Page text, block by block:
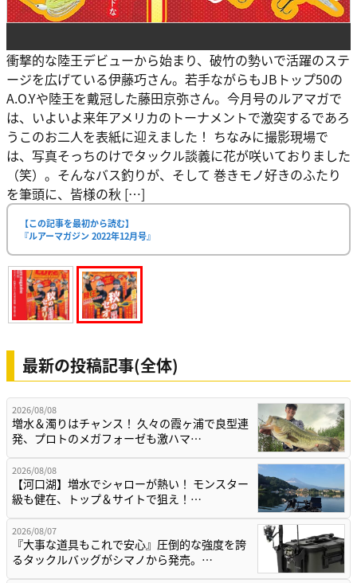
衝撃的な陸王デビューから始まり、破竹の勢いで活躍のステ
ージを広げている伊藤巧さん。若手ながらもJBトップ50の
A.O.Yや陸王を戴冠した藤田京弥さん。今月号のルアマガで
は、いよいよ来年アメリカのトーナメントで激突するであろ
うこのお二人を表紙に迎えました！ ちなみに撮影現場で
は、写真そっちのけでタックル談義に花が咲いておりました
（笑）。そんなバス釣りが、そして 巻きモノ好きのふたり
を筆頭に、皆様の秋 […]
【この記事を最初から読む】
『ルアーマガジン 2022年12月号』
最新の投稿記事(全体)
2026/08/08
増水＆濁りはチャンス！ 久々の霞ヶ浦で良型連
発、プロトのメガフォーゼも激ハマ…
2026/08/08
【河口湖】増水でシャローが熱い！ モンスター
級も健在、トップ＆サイトで狙え！…
2026/08/07
『大事な道具もこれで安心』圧倒的な強度を誇
るタックルバッグがシマノから発売。…